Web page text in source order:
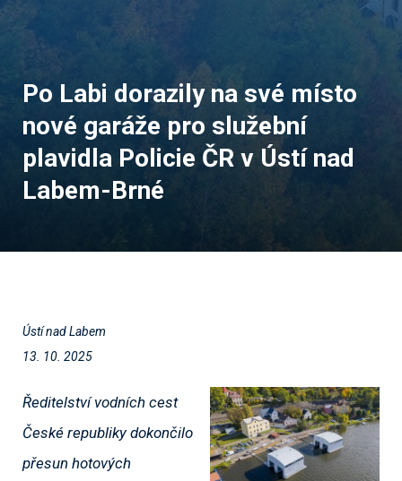
Po Labi dorazily na své místo
nové garáže pro služební
plavidla Policie ČR v Ústí nad
Labem-Brné
Ústí nad Labem
13. 10. 2025
Ředitelství vodních cest
České republiky dokončilo
přesun hotových